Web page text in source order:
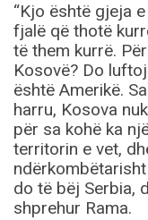
“Kjo është gjeja
fjalë që thotë
të them kurrë.
Kosovë? Do
është Amerikë.
harru, Kosova
për sa kohë ka
territorin e vet,
do të bëj Serbia,
shprehur Rama.